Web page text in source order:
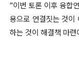
“이번 토론 이후 융합
용으로 연결짓는 것이
하는 것이 해결책 마